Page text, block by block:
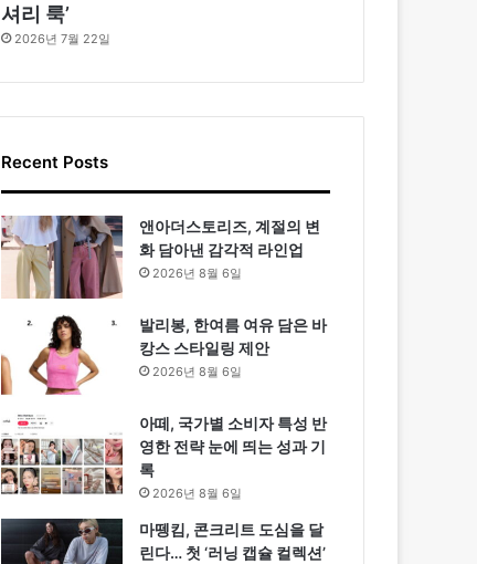
셔리 룩’
2026년 7월 22일
Recent Posts
앤아더스토리즈, 계절의 변
화 담아낸 감각적 라인업
2026년 8월 6일
발리봉, 한여름 여유 담은 바
캉스 스타일링 제안
2026년 8월 6일
아떼, 국가별 소비자 특성 반
영한 전략 눈에 띄는 성과 기
록
2026년 8월 6일
마뗑킴, 콘크리트 도심을 달
린다… 첫 ‘러닝 캡슐 컬렉션’